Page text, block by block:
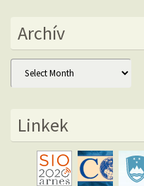
Archív
Archív
Linkek